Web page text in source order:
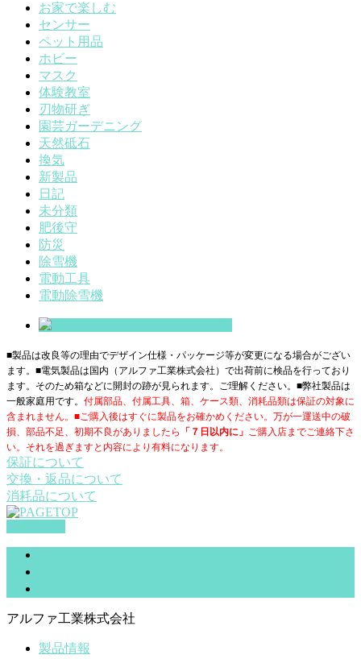
お家で楽しむ
センサー
ペット用品
ホビー
マスク
体験教室
刃物研ぎ
園芸ガーデニング
天然砥石
換気
新製品
日記
未分類
肥後守
防災
除雪機
電動工具
電動除雪機
■製品は改良等の理由でデザイン仕様・パッケージ等が変更になる場合がござい
ます。■電気製品は国内（アルファ工業株式会社）で出荷前に検品を行っており
ます。そのため箱などに開封の跡が見られます。ご理解ください。■弊社製品は
一般家庭用です。 付属部品、付属工具、箱、ケース類、消耗品類は保証の対象に
含まれません。■ご購入後はすぐに製品をお確かめください。万が一運送中の破
損、部品不足、初期不良がありましたら
「７日以内に」 ご購入店までご連絡下さ
い。それを過ぎますと内容により有料になります。
保証について
交換・返品について
消耗品について
アルファ工業株式会社
製品情報